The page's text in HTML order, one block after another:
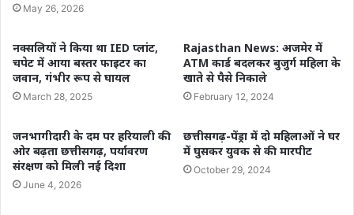
May 26, 2026
नक्सलियों ने किया था IED प्लांट,
चपेट में आया बस्तर फाइटर का
जवान, गंभीर रूप से घायल
March 28, 2025
Rajasthan News: अजमेर में
ATM कार्ड बदलकर बुजुर्ग महिला के
खाते से पैसे निकाले
February 12, 2024
जनभागीदारी के दम पर हरियाली की
ओर बढ़ता छत्तीसगढ़, पर्यावरण
संरक्षण को मिली नई दिशा
June 4, 2026
छत्तीसगढ़-पेंड्रा में दो महिलाओं ने घर
में घुसकर युवक से की मारपीट
October 29, 2024